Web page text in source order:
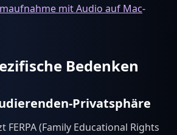
mit Audio auf Mac-
Bedenken
Privatsphäre
FERPA (Family Educational Rights